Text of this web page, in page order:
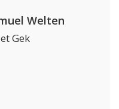
Welten
Gek